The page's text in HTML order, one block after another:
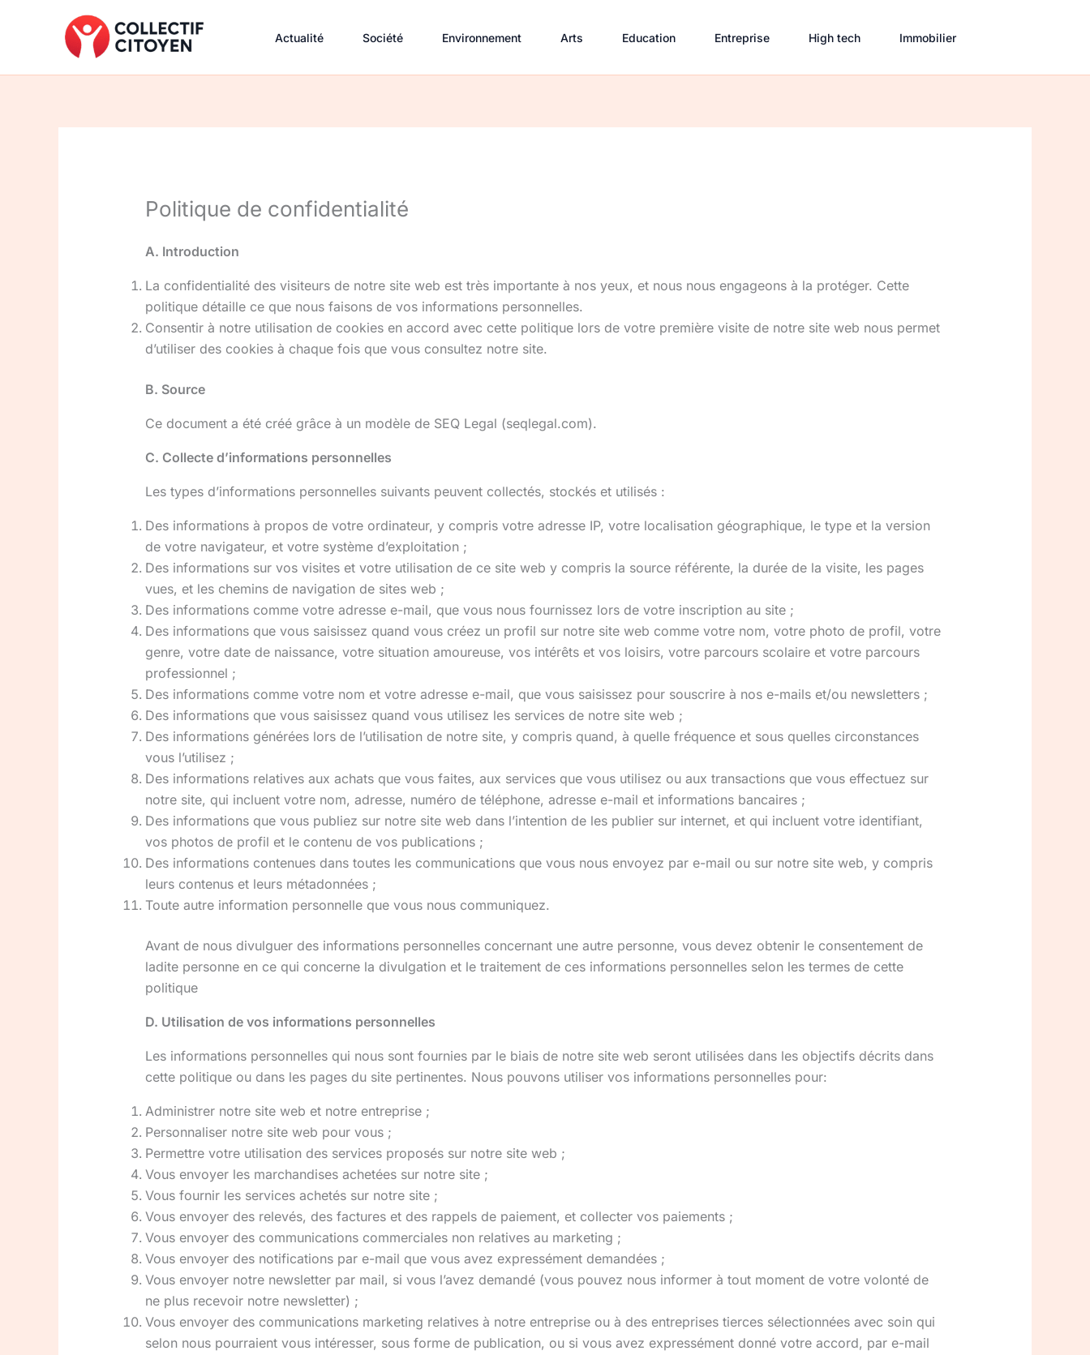
Actualité Société Environnement Arts Education Entreprise High tech Immobilier
Politique de confidentialité
A. Introduction
La confidentialité des visiteurs de notre site web est très importante à nos yeux, et nous nous engageons à la protéger. Cette
politique détaille ce que nous faisons de vos informations personnelles.
Consentir à notre utilisation de cookies en accord avec cette politique lors de votre première visite de notre site web nous permet
d’utiliser des cookies à chaque fois que vous consultez notre site.
B. Source
Ce document a été créé grâce à un modèle de SEQ Legal (seqlegal.com).
C. Collecte d’informations personnelles
Les types d’informations personnelles suivants peuvent collectés, stockés et utilisés :
Des informations à propos de votre ordinateur, y compris votre adresse IP, votre localisation géographique, le type et la version
de votre navigateur, et votre système d’exploitation ;
Des informations sur vos visites et votre utilisation de ce site web y compris la source référente, la durée de la visite, les pages
vues, et les chemins de navigation de sites web ;
Des informations comme votre adresse e-mail, que vous nous fournissez lors de votre inscription au site ;
Des informations que vous saisissez quand vous créez un profil sur notre site web comme votre nom, votre photo de profil, votre
genre, votre date de naissance, votre situation amoureuse, vos intérêts et vos loisirs, votre parcours scolaire et votre parcours
professionnel ;
Des informations comme votre nom et votre adresse e-mail, que vous saisissez pour souscrire à nos e-mails et/ou newsletters ;
Des informations que vous saisissez quand vous utilisez les services de notre site web ;
Des informations générées lors de l’utilisation de notre site, y compris quand, à quelle fréquence et sous quelles circonstances
vous l’utilisez ;
Des informations relatives aux achats que vous faites, aux services que vous utilisez ou aux transactions que vous effectuez sur
notre site, qui incluent votre nom, adresse, numéro de téléphone, adresse e-mail et informations bancaires ;
Des informations que vous publiez sur notre site web dans l’intention de les publier sur internet, et qui incluent votre identifiant,
vos photos de profil et le contenu de vos publications ;
Des informations contenues dans toutes les communications que vous nous envoyez par e-mail ou sur notre site web, y compris
leurs contenus et leurs métadonnées ;
Toute autre information personnelle que vous nous communiquez.
Avant de nous divulguer des informations personnelles concernant une autre personne, vous devez obtenir le consentement de
ladite personne en ce qui concerne la divulgation et le traitement de ces informations personnelles selon les termes de cette
politique
D. Utilisation de vos informations personnelles
Les informations personnelles qui nous sont fournies par le biais de notre site web seront utilisées dans les objectifs décrits dans
cette politique ou dans les pages du site pertinentes. Nous pouvons utiliser vos informations personnelles pour:
Administrer notre site web et notre entreprise ;
Personnaliser notre site web pour vous ;
Permettre votre utilisation des services proposés sur notre site web ;
Vous envoyer les marchandises achetées sur notre site ;
Vous fournir les services achetés sur notre site ;
Vous envoyer des relevés, des factures et des rappels de paiement, et collecter vos paiements ;
Vous envoyer des communications commerciales non relatives au marketing ;
Vous envoyer des notifications par e-mail que vous avez expressément demandées ;
Vous envoyer notre newsletter par mail, si vous l’avez demandé (vous pouvez nous informer à tout moment de votre volonté de
ne plus recevoir notre newsletter) ;
Vous envoyer des communications marketing relatives à notre entreprise ou à des entreprises tierces sélectionnées avec soin qui
selon nous pourraient vous intéresser, sous forme de publication, ou si vous avez expressément donné votre accord, par e-mail